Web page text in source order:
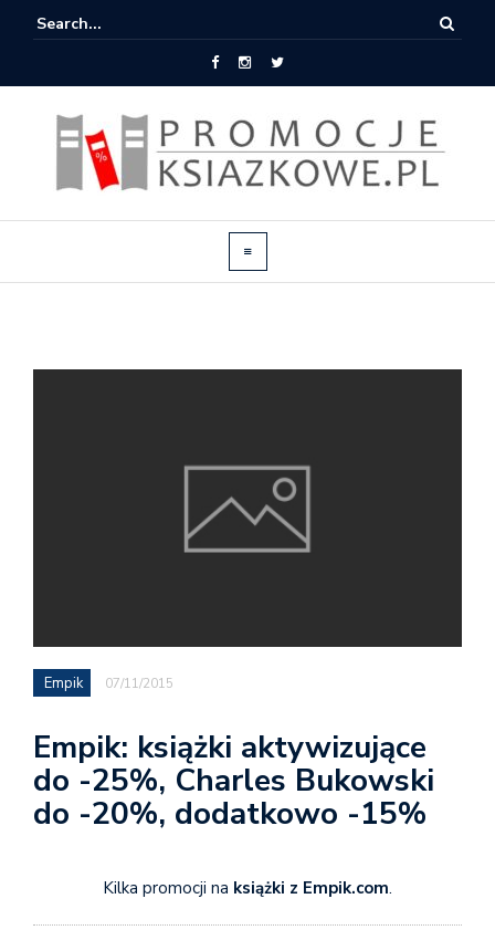
Empik 07/11/2015
Empik: książki aktywizujące
do -25%, Charles Bukowski
do -20%, dodatkowo -15%
Kilka promocji na książki z Empik.com.